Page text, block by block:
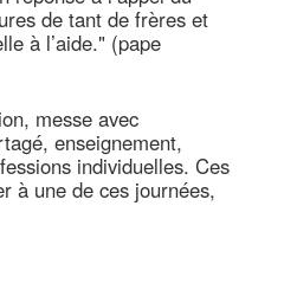
de tant de frères et
à l’aide." (pape
messe avec
enseignement,
individuelles. Ces
à une de ces journées,